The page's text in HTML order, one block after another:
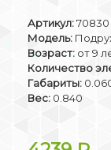
Артикул:70830
Модель:
Возраст: от 9
Количество
Габариты:
Вес: 0.840